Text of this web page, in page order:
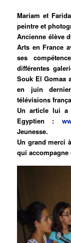
Mariam et
peintre et
Ancienne élève
Arts en France
ses
différentes
Souk El Gomaa
en juin
télévisions
Un article lui a
Egyptien :
Jeunesse.
Un grand merci
qui accompagne